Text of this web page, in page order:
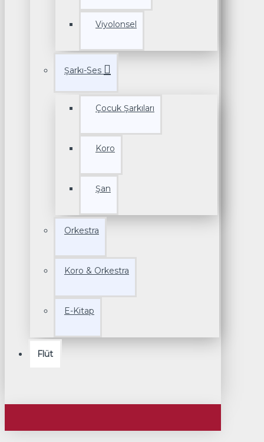
Viyolonsel
Şarkı-Ses
Çocuk Şarkıları
Koro
Şan
Orkestra
Koro & Orkestra
E-Kitap
Flüt